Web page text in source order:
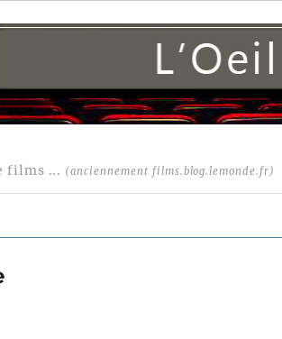
films ... (anciennement films.blog.lemonde.fr)